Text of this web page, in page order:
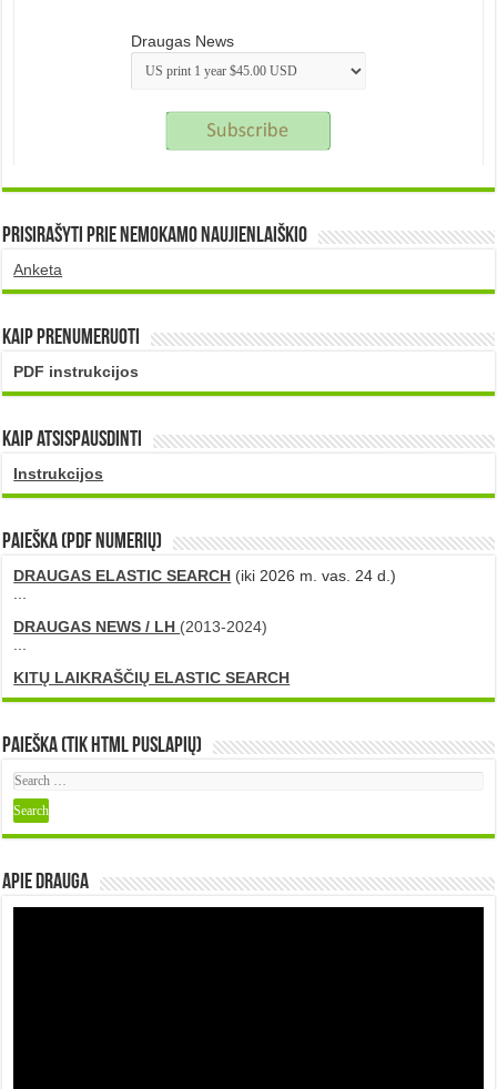
Draugas News
Prisirašyti prie nemokamo naujienlaiškio
Anketa
Kaip prenumeruoti
PDF instrukcijos
Kaip atsispausdinti
Instrukcijos
PAIEŠKA (PDF numerių)
DRAUGAS ELASTIC SEARCH (iki 2026 m. vas. 24 d.)
...
DRAUGAS NEWS / LH (2013-2024)
...
KITŲ LAIKRAŠČIŲ ELASTIC SEARCH
Paieška (tik HTML puslapių)
Apie DRAUGA